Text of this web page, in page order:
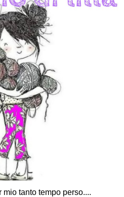
mio tanto tempo perso....